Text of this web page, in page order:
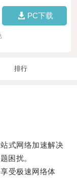
PC下载
排行
式网络加速解决
困扰。
受极速网络体